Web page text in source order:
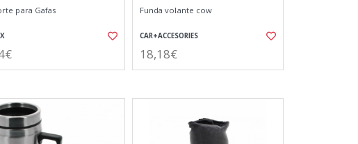
para Gafas Funda volante cow
CAR+ACCESORIES
18,18€